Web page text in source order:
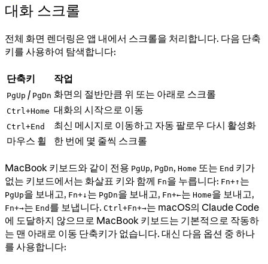
대화 스크롤
전체 화면 렌더링은 앱 내에서 스크롤을 처리합니다. 다음 단축
키를 사용하여 탐색합니다:
단축키 작업
PgUp / PgDn 화면의 절반만큼 위 또는 아래로 스크롤
Ctrl+Home 대화의 시작으로 이동
Ctrl+End
최신 메시지로 이동하고 자동 팔로우 다시 활성화
마우스 휠
한 번에 몇 줄씩 스크롤
MacBook 키보드와 같이 전용 PgUp, PgDn, Home 또는 End 키가
없는 키보드에서는 화살표 키와 함께 Fn을 누릅니다: Fn+↑ 는
PgUp을 보내고, Fn+↓ 는 PgDn을 보내고, Fn+←는 Home을 보내고,
Fn+→는 End 를 보냅니다. Ctrl+Fn+→는 macOS의 Claude Code
에 도달하지 않으므로 MacBook 키보드는 기본적으로 작동하
는 맨 아래로 이동 단축키가 없습니다. 대신 다음 옵션 중 하나
를 사용합니다: